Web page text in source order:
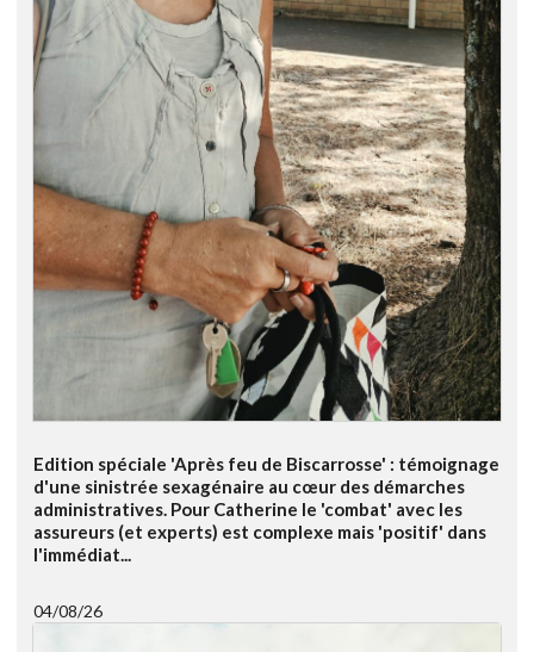
Edition spéciale 'Après feu de Biscarrosse' : témoignage
d'une sinistrée sexagénaire au cœur des démarches
administratives. Pour Catherine le 'combat' avec les
assureurs (et experts) est complexe mais 'positif' dans
l'immédiat...
04/08/26